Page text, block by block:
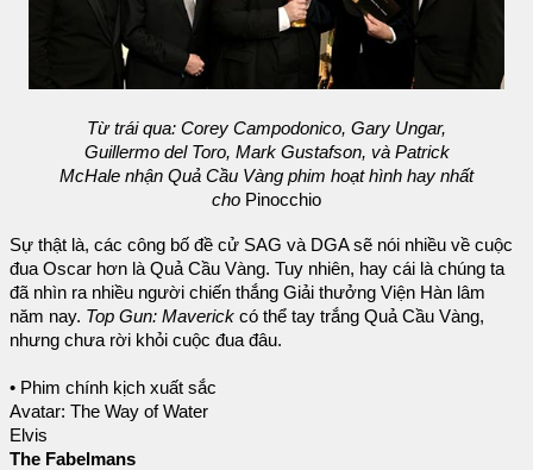
Từ trái qua: Corey Campodonico, Gary Ungar,
Guillermo del Toro, Mark Gustafson, và Patrick
McHale nhận Quả Cầu Vàng phim hoạt hình hay nhất
cho Pinocchio
Sự thật là, các công bố đề cử SAG và DGA sẽ nói nhiều về cuộc
đua Oscar hơn là Quả Cầu Vàng. Tuy nhiên, hay cái là chúng ta
đã nhìn ra nhiều người chiến thắng Giải thưởng Viện Hàn lâm
năm nay. Top Gun: Maverick có thể tay trắng Quả Cầu Vàng,
nhưng chưa rời khỏi cuộc đua đâu.
• Phim chính kịch xuất sắc
Avatar: The Way of Water
Elvis
The Fabelmans